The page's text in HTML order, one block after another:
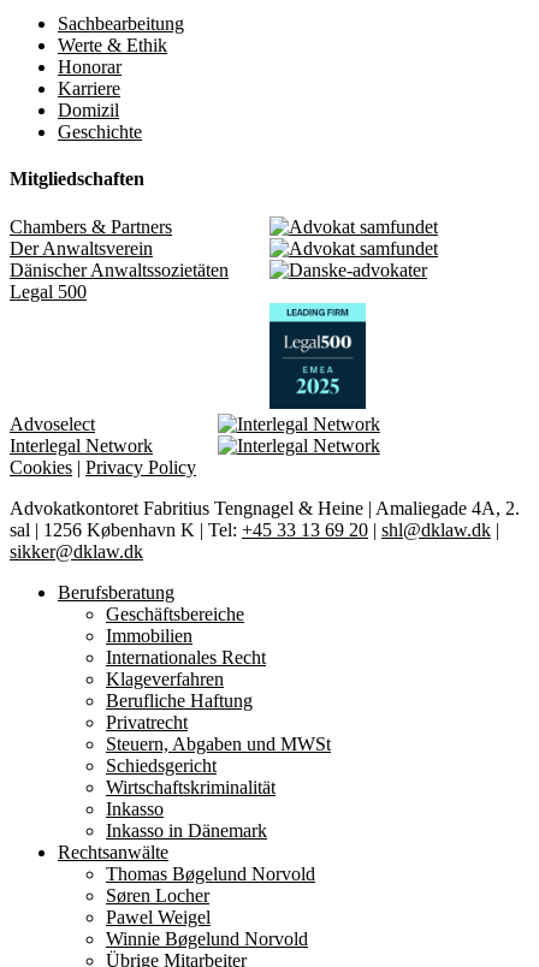
Sachbearbeitung
Werte & Ethik
Honorar
Karriere
Domizil
Geschichte
Mitgliedschaften
Chambers & Partners
Der Anwaltsverein
Dänischer Anwaltssozietäten
Legal 500
Advoselect
Interlegal Network
Cookies | Privacy Policy
Advokatkontoret Fabritius Tengnagel & Heine | Amaliegade 4A, 2.
sal | 1256 København K | Tel: +45 33 13 69 20 | shl@dklaw.dk |
sikker@dklaw.dk
Close
Berufsberatung
Geschäftsbereiche
Immobilien
Internationales Recht
Klageverfahren
Berufliche Haftung
Privatrecht
Steuern, Abgaben und MWSt
Schiedsgericht
Wirtschaftskriminalität
Inkasso
Inkasso in Dänemark
Rechtsanwälte
Thomas Bøgelund Norvold
Søren Locher
Pawel Weigel
Winnie Bøgelund Norvold
Übrige Mitarbeiter